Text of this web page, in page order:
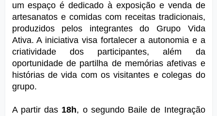
um espaço é dedicado à exposição e venda de
artesanatos e comidas com receitas tradicionais,
produzidos pelos integrantes do Grupo Vida
Ativa. A iniciativa visa fortalecer a autonomia e a
criatividade dos participantes, além da
oportunidade de partilha de memórias afetivas e
histórias de vida com os visitantes e colegas do
grupo.
A partir das 18h, o segundo Baile de Integração